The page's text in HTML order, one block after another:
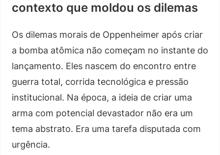
contexto que moldou os dilemas
Os dilemas morais de Oppenheimer após criar
a bomba atômica não começam no instante do
lançamento. Eles nascem do encontro entre
guerra total, corrida tecnológica e pressão
institucional. Na época, a ideia de criar uma
arma com potencial devastador não era um
tema abstrato. Era uma tarefa disputada com
urgência.